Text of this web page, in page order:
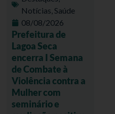
Notícias,Saúde
08/08/2026
Prefeitura de
Lagoa Seca
encerra I Semana
de Combate à
Violência contra a
Mulher com
seminário e